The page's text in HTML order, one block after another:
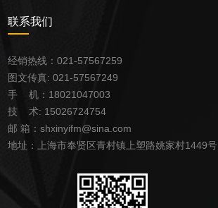
联系我们
经销热线：021-57567259
图文传真: 021-57567249
手 机：18021047003
技 术: 15026724754
邮 箱： shxinyifm@sina.com
地址： 上海市奉贤区青村镇上塑路姚家村1449号